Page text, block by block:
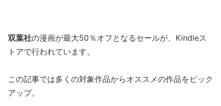
双葉社の漫画が最大50％オフとなるセールが、Kindleス
トアで行われています。
この記事では多くの対象作品からオススメの作品をピック
アップ。